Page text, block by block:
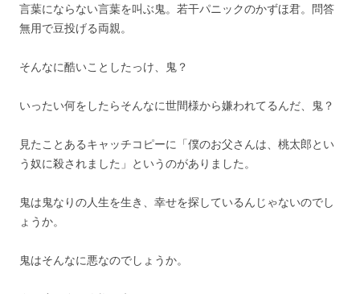
言葉にならない言葉を叫ぶ鬼。若干パニックのかずほ君。問答
無用で豆投げる両親。
そんなに酷いことしたっけ、鬼？
いったい何をしたらそんなに世間様から嫌われてるんだ、鬼？
見たことあるキャッチコピーに「僕のお父さんは、桃太郎とい
う奴に殺されました」というのがありました。
鬼は鬼なりの人生を生き、幸せを探しているんじゃないのでし
ょうか。
鬼はそんなに悪なのでしょうか。